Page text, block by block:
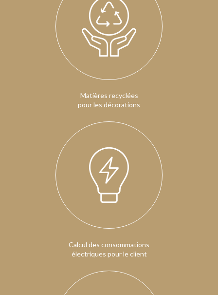
Matières recyclées
pour les décorations
Calcul des consommations
électriques pour le client